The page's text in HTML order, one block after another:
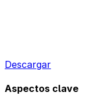
Descargar
Aspectos clave